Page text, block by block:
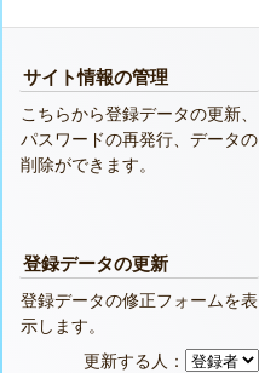
サイト情報の管理
こちらから登録データの更新、
パスワードの再発行、データの
削除ができます。
登録データの更新
登録データの修正フォームを表
示します。
更新する人：